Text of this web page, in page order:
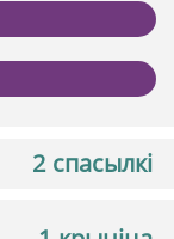
2 спасылкі